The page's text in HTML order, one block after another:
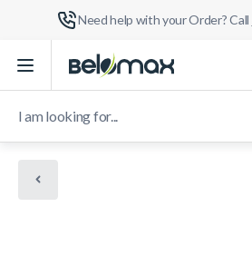
Need help with your Order? Call